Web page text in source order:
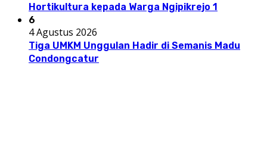
Hortikultura kepada Warga Ngipikrejo 1
6
4 Agustus 2026
Tiga UMKM Unggulan Hadir di Semanis Madu
Condongcatur